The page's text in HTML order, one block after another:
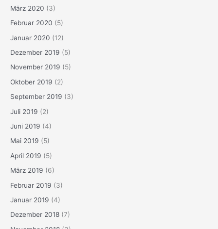
März 2020 (3)
Februar 2020 (5)
Januar 2020 (12)
Dezember 2019 (5)
November 2019 (5)
Oktober 2019 (2)
September 2019 (3)
Juli 2019 (2)
Juni 2019 (4)
Mai 2019 (5)
April 2019 (5)
März 2019 (6)
Februar 2019 (3)
Januar 2019 (4)
Dezember 2018 (7)